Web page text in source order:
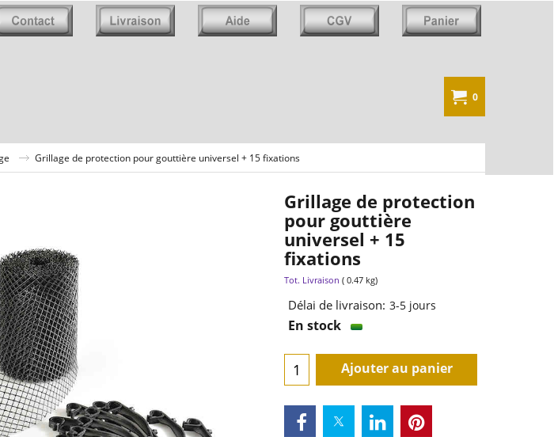
0
Grillage de protection pour gouttière universel + 15 fixations
Grillage de protection
pour gouttière
universel + 15
fixations
€6.90
Tot. Livraison
0.47kg
Délai de livraison:
En stock